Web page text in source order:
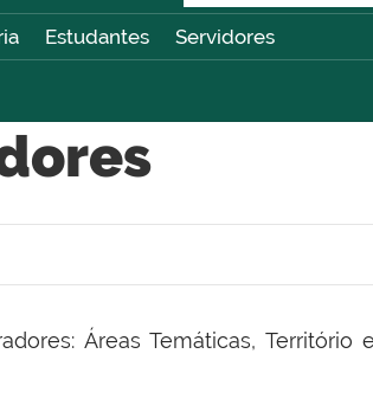
Estudantes Servidores
Áreas Temáticas, Território